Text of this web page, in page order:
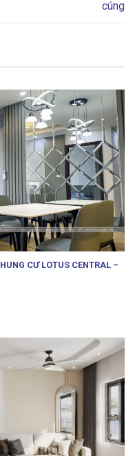
cúng
CƯ LOTUS CENTRAL –